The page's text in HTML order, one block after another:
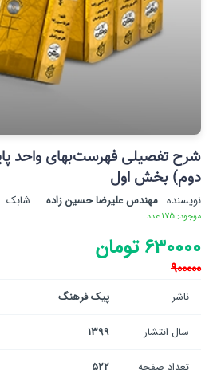
شرح تفصیلی فهرست‌بهای واحد
دوم) بخش اول
نویسنده :مهندس علیرضا حسین زاده شابک :ج.4-029-230-600-978
موجود: 175 عدد
630000 تومان
900000
ناشر پیک فرهنگ
سال انتشار 1399